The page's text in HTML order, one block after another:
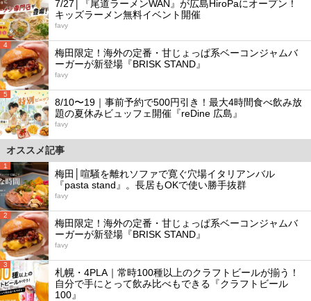
7/27│『尾道ラーメンWAN』が広島HiroPaにオープン！
キッズラーメン無料イベント開催
favy
4
梅田限定！海外の定番・甘じょっぱ系ベーコンジャムバ
ーガーが新登場『BRISK STAND』
favy
5
8/10〜19｜事前予約で500円引き！最大4時間食べ飲み放
題の夏休みビュッフェ開催『reDine 広島』
favy
オススメ記事
1
梅田│喧騒を離れソファで寛ぐ穴場イタリアンバル
『pasta stand』。長居もOKで使い勝手抜群
favy
2
梅田限定！海外の定番・甘じょっぱ系ベーコンジャムバ
ーガーが新登場『BRISK STAND』
favy
3
札幌・4PLA｜常時100種以上のクラフトビールが揃う！
自分で手にとって飲み比べもできる『クラフトビール
100』